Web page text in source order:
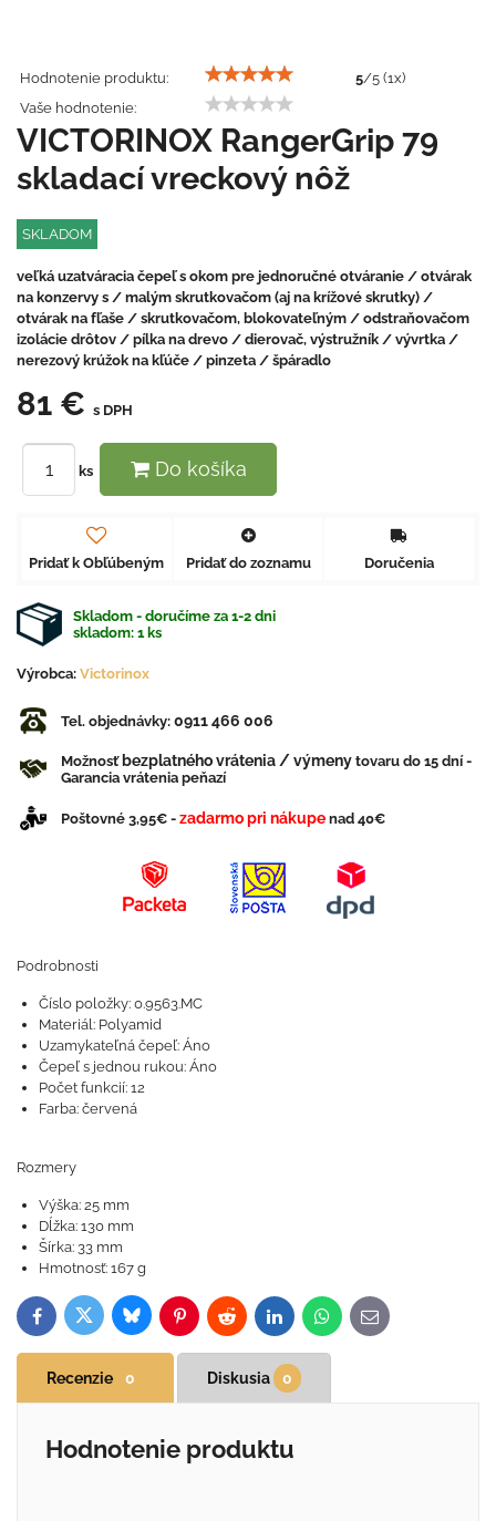
Hodnotenie produktu: 5/5 (1x)
Vaše hodnotenie:
VICTORINOX RangerGrip 79
skladací vreckový nôž
SKLADOM
veľká uzatváracia čepeľ s okom pre jednoručné otváranie / otvárak
na konzervy s / malým skrutkovačom (aj na krížové skrutky) /
otvárak na fľaše / skrutkovačom, blokovateľným / odstraňovačom
izolácie drôtov / pílka na drevo / dierovač, výstružník / vývrtka /
nerezový krúžok na kľúče / pinzeta / špáradlo
81 € s DPH
ks Do košíka
Pridať k Obľúbeným Pridať do zoznamu Doručenia
Skladom - doručíme za 1-2 dni
skladom: 1 ks
Výrobca: Victorinox
Tel. objednávky: 0911 466 006
Možnosťbezplatného vrátenia / výmeny tovaru do 15 dní -
Garancia vrátenia peňazí
Poštovné 3,95€ - zadarmo pri nákupe nad 40€
Podrobnosti
Číslo položky: 0.9563.MC
Materiál: Polyamid
Uzamykateľná čepeľ: Áno
Čepeľ s jednou rukou: Áno
Počet funkcií: 12
Farba: červená
Rozmery
Výška: 25 mm
Dĺžka: 130 mm
Šírka: 33 mm
Hmotnosť: 167 g
FacebookTwitterBlueskyPinterestReddit LinkedInWhatsApp
E-
mail
Recenzie 0 Diskusia 0
Hodnotenie produktu